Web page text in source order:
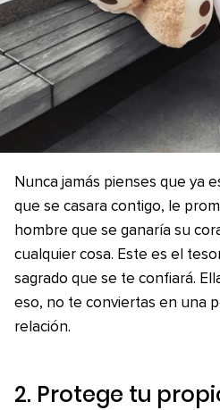
Nunca jamás pienses que ya
que se casara contigo, le
hombre que se ganaría su
cualquier cosa. Este es el
sagrado que se te confiará.
eso, no te conviertas en una
relación.
2. Protege tu